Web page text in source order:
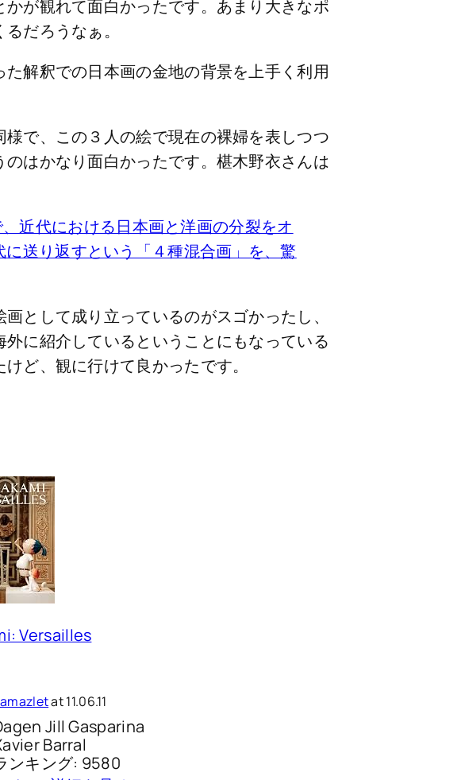
が観れて面白かったです。あまり大きなポ
だろうなぁ。
解釈での日本画の金地の背景を上手く利用
で、この３人の絵で現在の裸婦を表しつつ
はかなり面白かったです。椹木野衣さんは
近代における日本画と洋画の分裂をオ
送り返すという「４種混合画」を、驚
として成り立っているのがスゴかったし、
に紹介しているということにもなっている
ど、観に行けて良かったです。
Versailles
amazletat 11.06.11
Jill Gasparina
Barral
ンキング: 9580